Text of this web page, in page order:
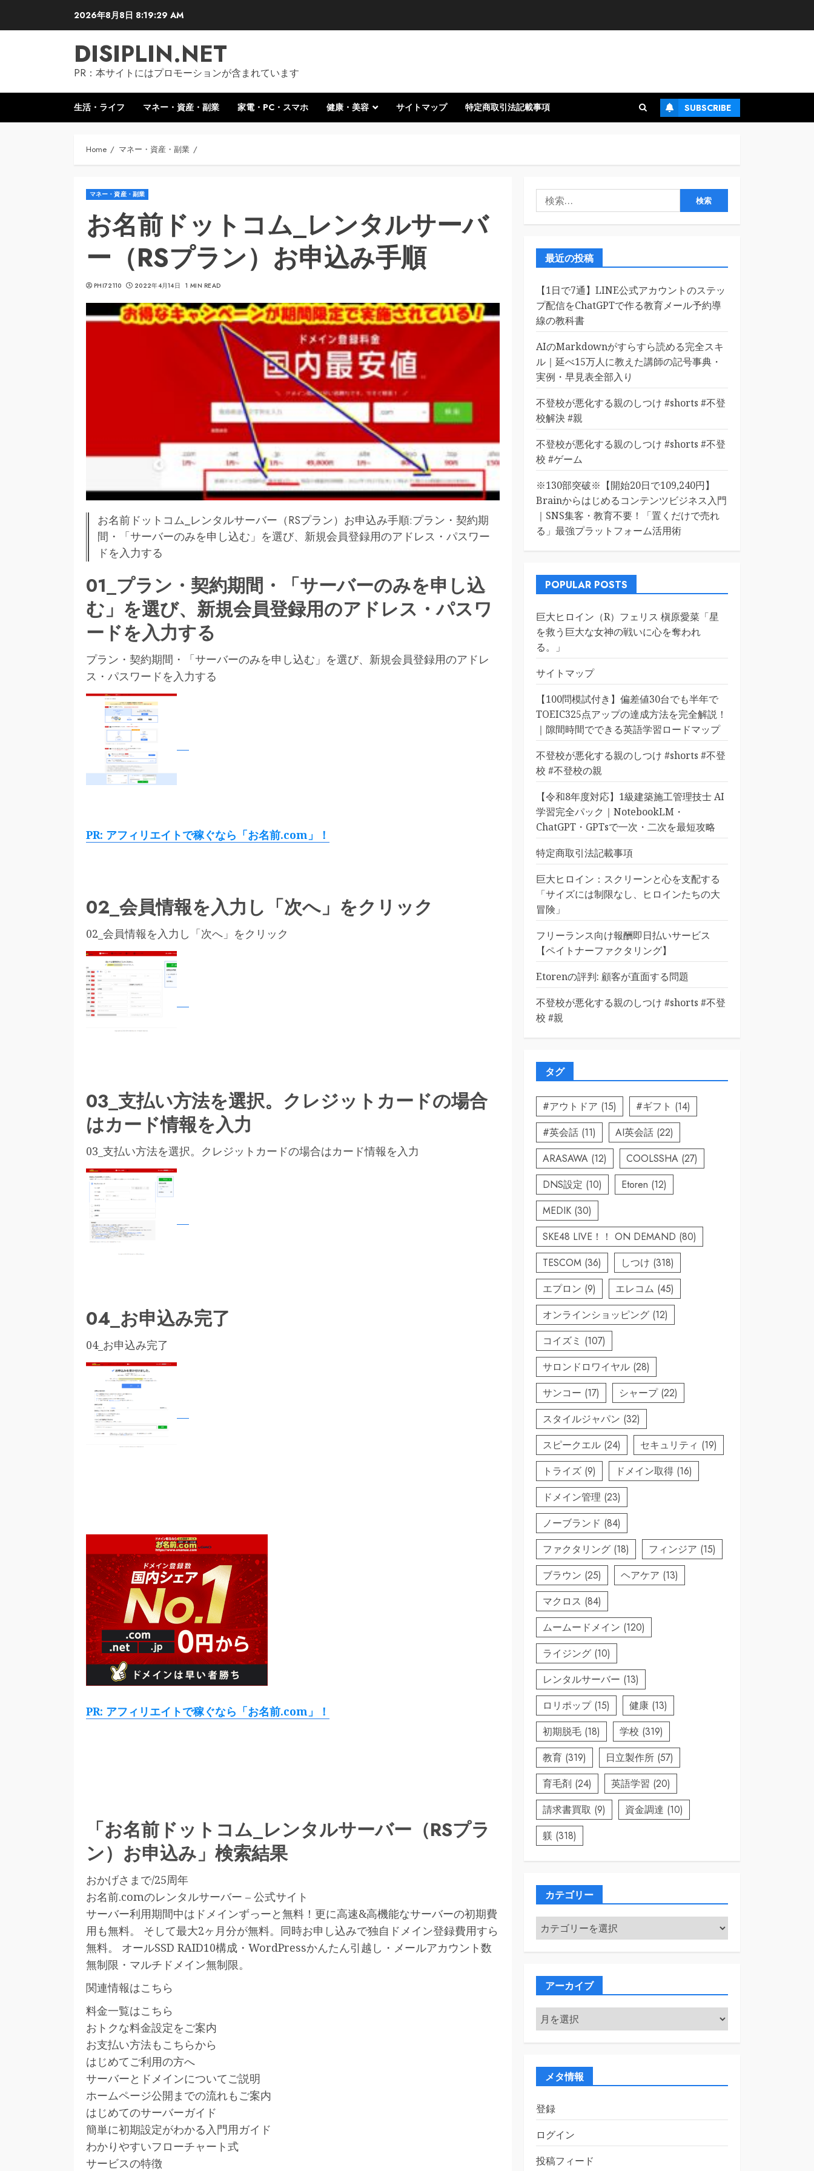
2026年8月8日 8:19:30 AM
DISIPLIN.NET
PR：本サイトにはプロモーションが含まれています
生活・ライフ マネー・資産・副業 家電・PC・スマホ 健康・美容 サイトマップ 特定商取引法記載事項 SUBSCRIBE
Home マネー・資産・副業
マネー・資産・副業
お名前ドットコム_レンタルサーバ
ー（RSプラン）お申込み手順
PHI72110 2022年4月14日 1 MIN READ
お名前ドットコム_レンタルサーバー（RSプラン）お申込み手順:プラン・契約期
間・「サーバーのみを申し込む」を選び、新規会員登録用のアドレス・パスワー
ドを入力する
01_プラン・契約期間・「サーバーのみを申し込
む」を選び、新規会員登録用のアドレス・パスワ
ードを入力する
プラン・契約期間・「サーバーのみを申し込む」を選び、新規会員登録用のアドレ
ス・パスワードを入力する
PR: アフィリエイトで稼ぐなら「お名前.com」！
02_会員情報を入力し「次へ」をクリック
02_会員情報を入力し「次へ」をクリック
03_支払い方法を選択。クレジットカードの場合
はカード情報を入力
03_支払い方法を選択。クレジットカードの場合はカード情報を入力
04_お申込み完了
04_お申込み完了
PR: アフィリエイトで稼ぐなら「お名前.com」！
「お名前ドットコム_レンタルサーバー（RSプラ
ン）お申込み」検索結果
おかげさまで/25周年
お名前.comのレンタルサーバー – 公式サイト
サーバー利用期間中はドメインずっーと無料！更に高速&高機能なサーバーの初期費
用も無料。 そして最大2ヶ月分が無料。同時お申し込みで独自ドメイン登録費用すら
無料。 オールSSD RAID10構成・WordPressかんたん引越し・メールアカウント数
無制限・マルチドメイン無制限。
関連情報はこちら
料金一覧はこちら
おトクな料金設定をご案内
お支払い方法もこちらから
はじめてご利用の方へ
サーバーとドメインについてご説明
ホームページ公開までの流れもご案内
はじめてのサーバーガイド
簡単に初期設定がわかる入門用ガイド
わかりやすいフローチャート式
サービスの特徴
検
索:
最近の投稿
【1日で7通】LINE公式アカウントのステッ
プ配信をChatGPTで作る教育メール予約導
線の教科書
AIのMarkdownがすらすら読める完全スキ
ル｜延べ15万人に教えた講師の記号事典・
実例・早見表全部入り
不登校が悪化する親のしつけ #shorts #不登
校解決 #親
不登校が悪化する親のしつけ #shorts #不登
校 #ゲーム
※130部突破※【開始20日で109,240円】
Brainからはじめるコンテンツビジネス入門
｜SNS集客・教育不要！「置くだけで売れ
る」最強プラットフォーム活用術
POPULAR POSTS
巨大ヒロイン（R）フェリス 槇原愛菜「星
を救う巨大な女神の戦いに心を奪われ
る。」
サイトマップ
【100問模試付き】偏差値30台でも半年で
TOEIC325点アップの達成方法を完全解説！
｜隙間時間でできる英語学習ロードマップ
不登校が悪化する親のしつけ #shorts #不登
校 #不登校の親
【令和8年度対応】1級建築施工管理技士 AI
学習完全パック｜NotebookLM・
ChatGPT・GPTsで一次・二次を最短攻略
特定商取引法記載事項
巨大ヒロイン：スクリーンと心を支配する
「サイズには制限なし、ヒロインたちの大
冒険」
フリーランス向け報酬即日払いサービス
【ペイトナーファクタリング】
Etorenの評判: 顧客が直面する問題
不登校が悪化する親のしつけ #shorts #不登
校 #親
タグ
#アウトドア (15) #ギフト (14)
#英会話 (11) AI英会話 (22)
ARASAWA (12) COOLSSHA (27)
DNS設定 (10) Etoren (12)
MEDIK (30)
SKE48 LIVE！！ ON DEMAND (80)
TESCOM (36) しつけ (318)
エプロン (9) エレコム (45)
オンラインショッピング (12)
コイズミ (107)
サロンドロワイヤル (28)
サンコー (17) シャープ(22)
スタイルジャパン (32)
スピークエル (24) セキュリティ (19)
トライズ (9) ドメイン取得 (16)
ドメイン管理 (23)
ノーブランド (84)
ファクタリング (18) フィンジア (15)
ブラウン (25) ヘアケア (13)
マクロス (84)
ムームードメイン (120)
ライジング (10)
レンタルサーバー (13)
ロリポップ(15) 健康 (13)
初期脱毛 (18) 学校 (319)
教育 (319) 日立製作所 (57)
育毛剤 (24) 英語学習 (20)
請求書買取 (9) 資金調達 (10)
躾 (318)
カテゴリー
カ
テ
ゴ
アーカイブ
ア
ー
カ
メタ情報
登録
ログイン
投稿フィード